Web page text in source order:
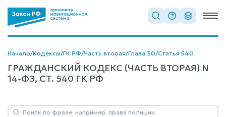
Начало/Кодексы/ГК РФ/Часть вторая/Глава 30/Статья 540
ГРАЖДАНСКИЙ КОДЕКС (ЧАСТЬ ВТОРАЯ) N
14-ФЗ, СТ. 540 ГК РФ